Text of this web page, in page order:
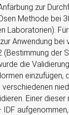
zur
Methode bei
Laboratorien).
Anwendung
der
die
Einer